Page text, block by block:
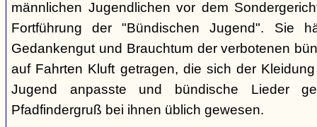
männlichen Jugendlichen vor dem
Fortführung der "Bündischen Jugend". Sie
Gedankengut und Brauchtum der verbotenen
auf Fahrten Kluft getragen, die sich der
Jugend anpasste und bündische Lieder
Pfadfindergruß bei ihnen üblich gewesen.